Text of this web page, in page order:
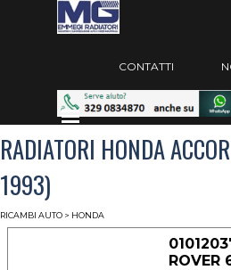
Vai ai contenuti
CONTATTI
Salta menù
RADIATORI HONDA
1993)
RICAMBI AUTO > HONDA
ROVER